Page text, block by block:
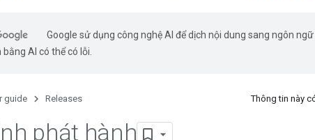
Google sử dụng công nghệ AI để dịch nội dung sang ngôn
AI có thể có lỗi.
guide Releases Thông tin này
phát hành